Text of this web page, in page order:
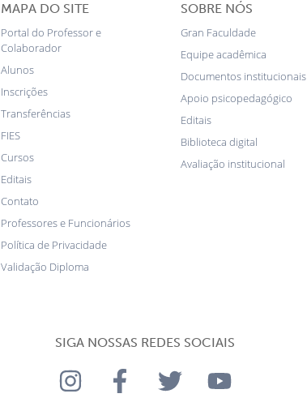
MAPA DO SITE
Portal do Professor e
Colaborador
Alunos
Inscrições
Transferências
FIES
Cursos
Editais
Contato
Professores e Funcionários
Política de Privacidade
Validação Diploma
SOBRE NÓS
Gran Faculdade
Equipe acadêmica
Documentos institucionais
Apoio psicopedagógico
Editais
Biblioteca digital
Avaliação institucional
SIGA NOSSAS REDES SOCIAIS